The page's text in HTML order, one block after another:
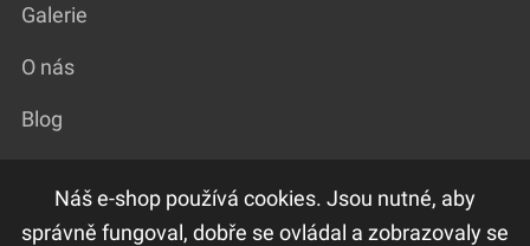
Galerie
O nás
Blog
DŮLEŽITÉ ODKAZY
Náš e-shop používá cookies. Jsou nutné, aby
správně fungoval, dobře se ovládal a zobrazovaly se